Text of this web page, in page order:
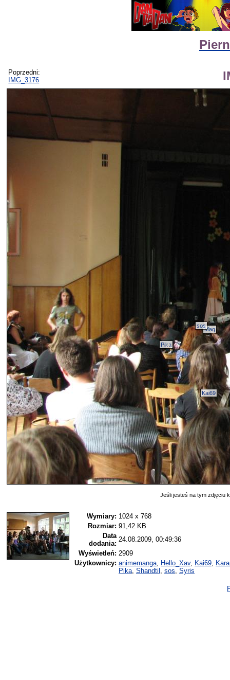
Poprzedni:
IMG_3176
Kai69
Mag
Pika
sos
Jeśli jesteś na tym zdjęciu
Wymiary: 1024 x 768
Rozmiar: 91,42 KB
Data
dodania:
24.08.2009, 00:49:36
Wyświetleń: 2909
Użytkownicy: animemanga Hello_Xav, Kai69
Pika Shandtil sos Syris